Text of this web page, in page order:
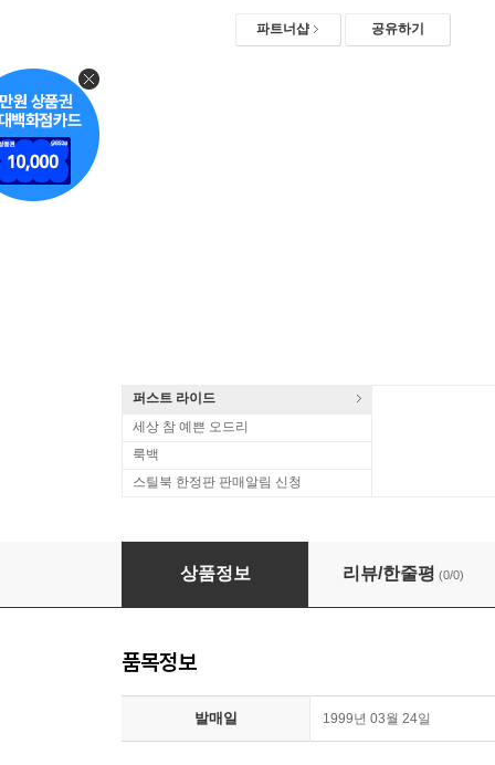
파트너샵 공유하기
퍼스트 라이드
세상 참 예쁜 오드리
룩백
스틸북 한정판 판매알림 신청
글라주노프 : 축제 서곡, 봄, 연주회용 왈츠 1,
상품정보 리뷰/한줄평 (0/0)
품목정보
발매일 1999년 03월 24일